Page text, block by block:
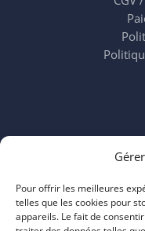
Pour offrir les meilleures
telles que les cookies pour
appareils. Le fait de